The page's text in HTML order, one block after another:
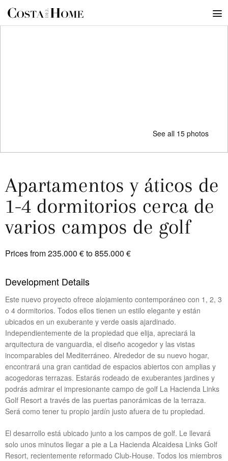
See all 15 photos
Apartamentos y áticos de
1-4 dormitorios cerca de
varios campos de golf
Prices from 235.000 € to 855.000 €
Development Details
Este nuevo proyecto ofrece alojamiento contemporáneo con 1, 2, 3
o 4 dormitorios. Todos ellos tienen un estilo elegante y están
ubicados en un exuberante y verde oasis ajardinado.
Independientemente de la propiedad que elija, apreciará la
arquitectura de vanguardia, el diseño acogedor y las vistas
incomparables del Mediterráneo. Alrededor de su nuevo hogar,
encontrará una gran cantidad de espacios abiertos con amplias y
acogedoras terrazas. Estarás rodeado de exuberantes jardines y
podrás admirar el impresionante campo de golf La Hacienda Links
Golf Resort a través de las puertas panorámicas de la terraza.
Será como tener tu propio jardín justo afuera de tu propiedad.
El desarrollo está ubicado junto a los campos de golf. Le llevará
solo unos minutos llegar a pie a La Hacienda Alcaidesa Links Golf
Resort, recientemente reformado Club-House. Todos los miembros